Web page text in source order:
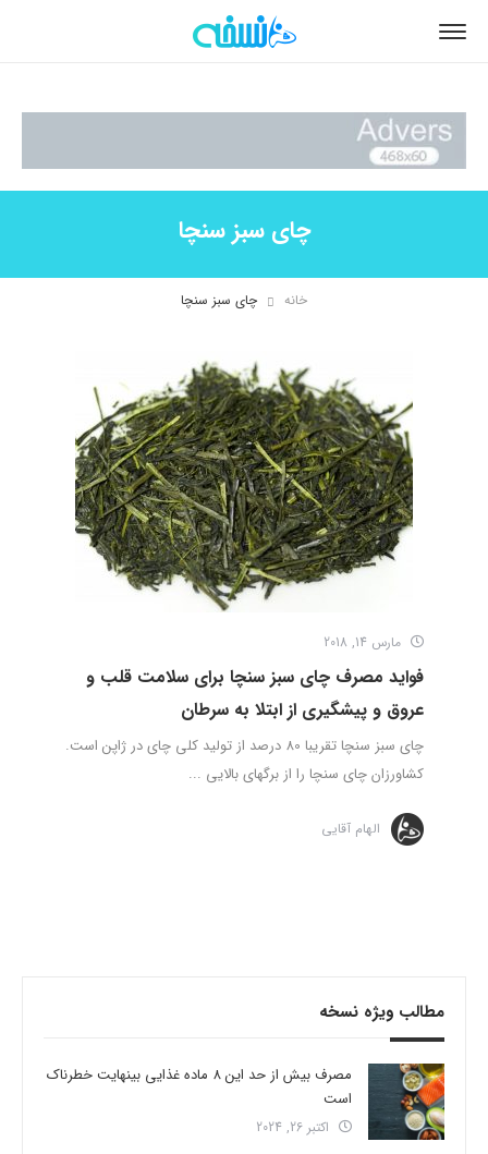
چای سبز سنچا
خانه چای سبز سنچا
مارس 14, 2018
فواید مصرف چای سبز سنچا برای سلامت قلب و
عروق و پیشگیری از ابتلا به سرطان
چای سبز سنچا تقریبا 80 درصد از تولید کلی چای در ژاپن است.
کشاورزان چای سنچا را از برگ­های بالایی ...
الهام آقایی
مطالب ویژه نسخه
مصرف بیش از حد این 8 ماده غذایی بینهایت خطرناک
است
اکتبر 26, 2024